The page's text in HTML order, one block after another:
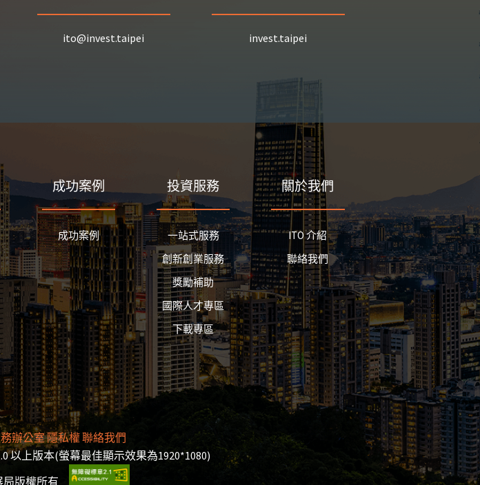
ito@invest.taipei invest.taipei
成功案例
成功案例
投資服務
一站式服務
創新創業服務
獎勵補助
國際人才專區
下載專區
關於我們
ITO 介紹
聯絡我們
辦公室隱私權聯絡我們
以上版本(螢幕最佳顯示效果為1920*1080)
局版權所有